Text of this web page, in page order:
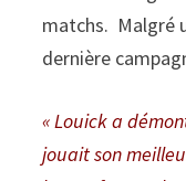
matchs. Malgré
dernière
« Louick a
jouait son